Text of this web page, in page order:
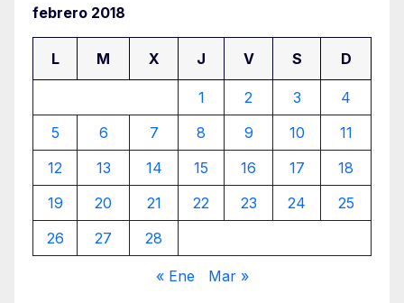
febrero 2018
L M X J V S D
1 2 3
4
5
6 7 8 9 10
11
12
13 14 15 16 17
18
19
20 21 22 23 24
25
26
27 28
« Ene Mar »